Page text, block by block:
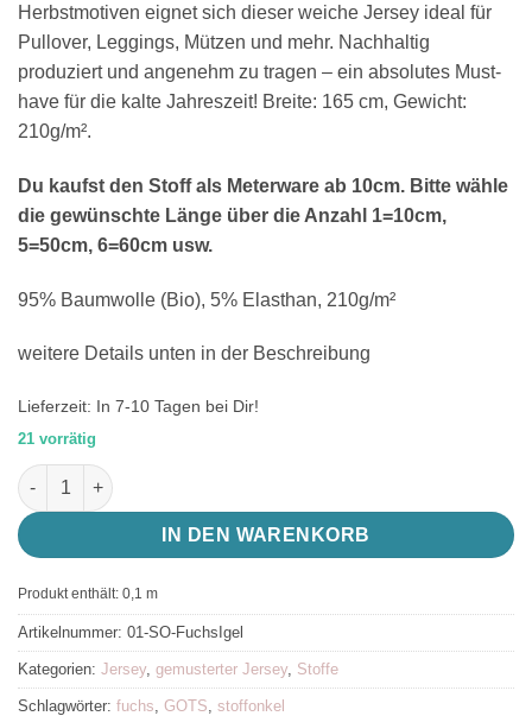
Herbstmotiven eignet sich dieser weiche Jersey ideal für
Pullover, Leggings, Mützen und mehr. Nachhaltig
produziert und angenehm zu tragen – ein absolutes Must-
have für die kalte Jahreszeit! Breite: 165 cm, Gewicht:
210g/m².
Du kaufst den Stoff als Meterware ab 10cm. Bitte wähle
die gewünschte Länge über die Anzahl 1=10cm,
5=50cm, 6=60cm usw.
95% Baumwolle (Bio), 5% Elasthan, 210g/m²
weitere Details unten in der Beschreibung
Lieferzeit: In 7-10 Tagen bei Dir!
21 vorrätig
Bio Stoff Fuchs und Igel von Stoffonkel, GOTS zertifizierter
IN DEN WARENKORB
Produkt enthält: 0,1 m
Artikelnummer: 01-SO-FuchsIgel
Kategorien: Jersey gemusterter Jersey Stoffe
Schlagwörter: fuchs GOTS stoffonkel